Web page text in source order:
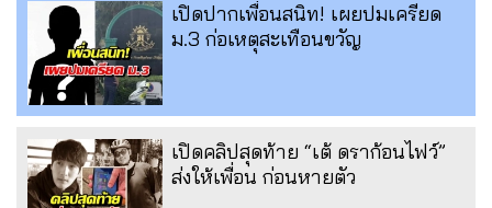
เปิดปากเพื่อนสนิท! เผยปมเครียด
ม.3 ก่อเหตุสะเทือนขวัญ
เปิดคลิปสุดท้าย “เต้ ดราก้อนไฟว์”
ส่งให้เพื่อน ก่อนหายตัว